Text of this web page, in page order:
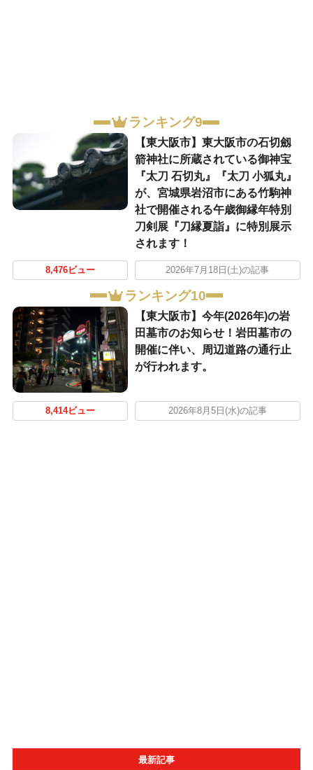
ランキング9
【東大阪市】東大阪市の石切劔
箭神社に所蔵されている御神宝
『太刀 石切丸』『太刀 小狐丸』
が、宮城県岩沼市にある竹駒神
社で開催される午歳御縁年特別
刀剣展『刀縁夏詣』に特別展示
されます！
8,476ビュー 2026年7月18日(土)の記事
ランキング10
【東大阪市】今年(2026年)の岩
田墓市のお知らせ！岩田墓市の
開催に伴い、周辺道路の通行止
が行われます。
8,414ビュー 2026年8月5日(水)の記事
最新記事